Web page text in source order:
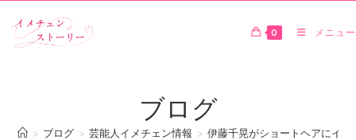
0 メニュー
ブログ
> ブログ > 芸能人イメチェン情報 > 伊藤千晃がショートヘアにイ